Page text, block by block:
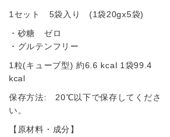
1セット 5袋入り (1袋20gx5袋)
・砂糖 ゼロ
・グルテンフリー
1粒(キューブ型) 約6.6 kcal 1袋99.4
kcal
保存方法: 20℃以下で保存してくださ
い。
【原材料・成分】